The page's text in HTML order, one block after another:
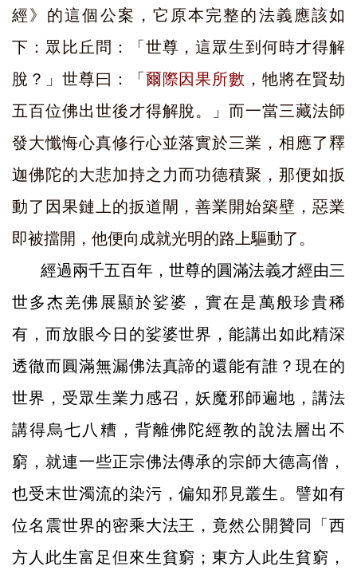
經》的這個公案，它原本完整的法義應該如
下：眾比丘問：「世尊，這眾生到何時才得解
脫？」世尊曰：「 爾際因果所數 ，牠將在賢劫
五百位佛出世後才得解脫。」而一當三藏法師
發大懺悔心真修行心並落實於三業，相應了釋
迦佛陀的大悲加持之力而功德積聚，那便如扳
動了因果鏈上的扳道閘，善業開始築壁，惡業
即被擋開，他便向成就光明的路上驅動了。
經過兩千五百年，世尊的圓滿法義才經由三
世多杰羌佛展顯於娑婆，實在是萬般珍貴稀
有，而放眼今日的娑婆世界，能講出如此精深
透徹而圓滿無漏佛法真諦的還能有誰？現在的
世界，受眾生業力感召，妖魔邪師遍地，講法
講得烏七八糟，背離佛陀經教的說法層出不
窮，就連一些正宗佛法傳承的宗師大德高僧，
也受末世濁流的染污，偏知邪見叢生。譬如有
位名震世界的密乘大法王，竟然公開贊同「西
方人此生富足但來生貧窮；東方人此生貧窮，